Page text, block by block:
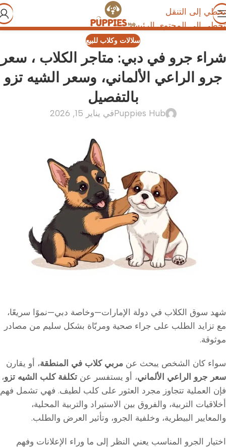
تخطي إلى التنقل
تخطي إلى المحتوى الرئيسي
سلالات وكلاب للبيع
شراء جرو في دبي: متاجر الكلاب ، سعر
جرو الراعي الألماني، وسعر الشيه تزو
بالتفصيل
Puppies Hubفي يناير 15, 2026
شهد سوق الكلاب في دولة الإمارات—وخاصة دبي—نموًا سريعًا،
مع تزايد الطلب على جراء صحية ومربّاة بشكل سليم من مصادر
موثوقة.
سواء كان الشخص يبحث عن مربي كلاب في المنطقة، أو يقارن
سعر جرو الراعي الألماني، أو يستفسر عن تكلفة كلب الشيه تزو،
فإن العملية تتجاوز مجرد العثور على كلب لطيف. فهي تشمل فهم
أخلاقيات التربية، والفروق بين الاستيراد والتربية المحلية،
والمعايير البيطرية، وخلفية الجرو، وتأثير العرض والطلب.
اختيار الجرو المناسب يعني النظر إلى ما وراء الإعلانات وفهم